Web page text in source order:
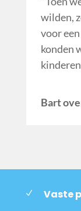
wilden,
voor
konden
Bart
Vaste